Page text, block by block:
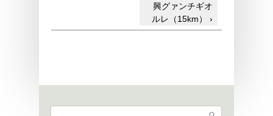
興グァンチギオ
ルレ（15km） ›
検索